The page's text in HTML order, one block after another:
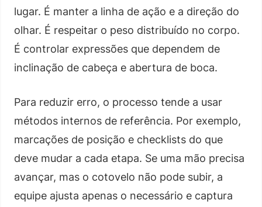
lugar. É manter a linha de ação e a direção do
olhar. É respeitar o peso distribuído no corpo.
É controlar expressões que dependem de
inclinação de cabeça e abertura de boca.
Para reduzir erro, o processo tende a usar
métodos internos de referência. Por exemplo,
marcações de posição e checklists do que
deve mudar a cada etapa. Se uma mão precisa
avançar, mas o cotovelo não pode subir, a
equipe ajusta apenas o necessário e captura